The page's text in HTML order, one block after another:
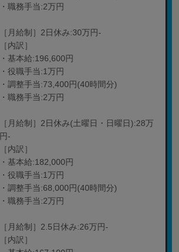
・職務手当:2万円
［月給制］2日休み:30万円-
［内訳］
・基本給:196,600円
・役職手当:1万円
・調整手当:73,400円(40時間分)
・職務手当:2万円
［月給制］2日休み(土曜日・日曜日):28万
円-
［内訳］
・基本給:182,000円
・役職手当:1万円
・調整手当:68,000円(40時間分)
・職務手当:2万円
［月給制］2.5日休み:26万円-
［内訳］